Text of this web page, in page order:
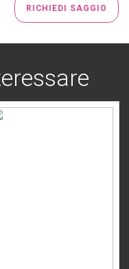
RICHIEDI SAGGIO